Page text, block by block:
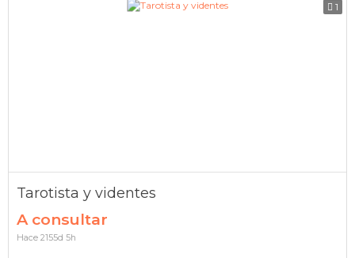
1
Tarotista y videntes
A consultar
Hace 2155d 5h